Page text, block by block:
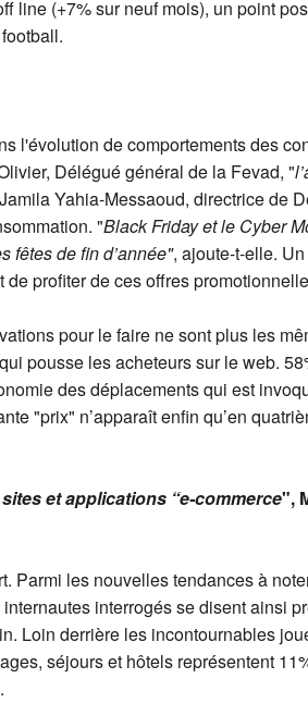
line (+7% sur neuf mois), un point
l'évolution de comportements des
Délégué général de la Fevad, "
Yahia-Messaoud, directrice de
"Black Friday et le Cyber
fêtes de fin d’année", ajoute-t-elle.
profiter de ces offres
pour le faire ne sont plus les
pousse les acheteurs sur le web.
des déplacements qui est
"prix" n’apparaît enfin qu’en
et applications “e-commerce",
les nouvelles tendances à
interrogés se disent ainsi
Loin derrière les incontournables
séjours et hôtels représentent